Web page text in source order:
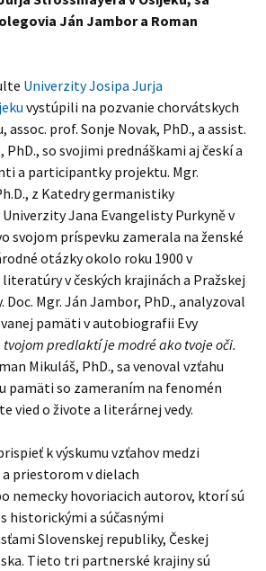
Ján Jambor a Roman
Univerzity Josipa Jurja
vystúpili na pozvanie chorvátskych
prof. Sonje Novak, PhD., a assist.
PhD., so svojimi prednáškami aj českí a
a participantky projektu. Mgr.
z Katedry germanistiky
Jana Evangelisty Purkyně v
svojom príspevku zamerala na ženské
otázky okolo roku 1900 v
v českých krajinách a Pražskej
Mgr. Ján Jambor, PhD., analyzoval
pamäti v autobiografii Evy
tvojom predlaktí je modré ako tvoje oči.
Mikuláš, PhD., sa venoval vzťahu
pamäti so zameraním na fenomén
vied o živote a literárnej vedy.
k výskumu vzťahov medzi
priestorom v dielach
nemecky hovoriacich autorov, ktorí sú
historickými a súčasnými
Slovenskej republiky, Českej
Tieto tri partnerské krajiny sú